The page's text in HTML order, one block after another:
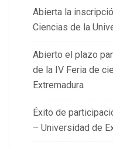
Abierta la
Ciencias de la
Abierto el plazo
de la IV Feria de
Extremadura
Éxito de
– Universidad de